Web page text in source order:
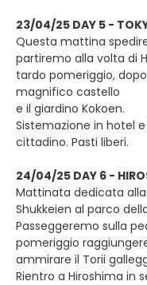
23/04/25 DAY 5 -
Questa mattina
partiremo alla volta di
tardo pomeriggio,
magnifico castello
e il giardino Kokoen.
Sistemazione in hotel
cittadino. Pasti liberi.
24/04/25 DAY 6 -
Mattinata dedicata alla
Shukkeien al parco
Passeggeremo sulla
pomeriggio
ammirare il Torii
Rientro a Hiroshima in